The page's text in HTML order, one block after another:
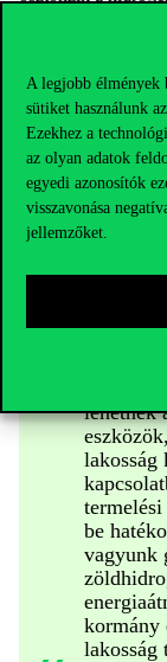
A legjobb élmények
sütiket használunk
Ezekhez a
az olyan adatok
egyedi azonosítók
visszavonása
jellemzőket.
gazdasági
fejlesztésekből,
Sokan
hogy túl drága az
Azért
jelentős
lehetnek
lakosság
be
vagyunk
kormány
lakosság